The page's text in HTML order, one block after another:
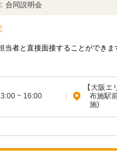
合同説明会
当者と直接面接することができ
~ 16:00
【大阪エ
布施駅
施)